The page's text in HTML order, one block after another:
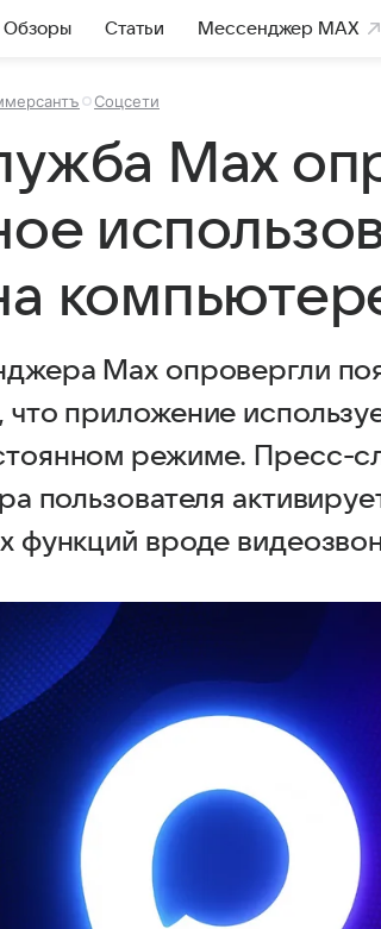
Обзоры Статьи Мессенджер MAX
Соцсети
Max
Max опровергли
приложение
режиме. Пресс-
пользователя
функций вроде